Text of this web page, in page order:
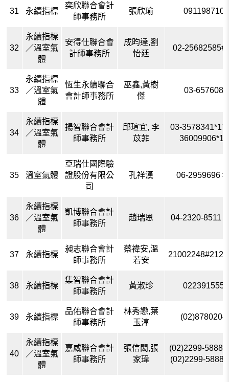
31 永續指標
奕欣聯合會計
師事務所
張欣瑜 0911987103
32
永續指標
／溫室氣
體
安得仕聯合會
計師事務所
成昀達,劉
怡廷
02-
33
永續指標
／溫室氣
體
恆生永續聯合
會計師事務所
巫鑫,黃樹
傑
03-6576082
34
永續指標
／溫室氣
體
揚智聯合會計
師事務所
邱瑄宜, 李
苡菲
03-
35 溫室氣體
亞瑞仕國際驗
證股份有限公
司
孔祥漢 06-2959696
36
永續指標
／溫室氣
體
凱博聯合會計
師事務所
趙瑞恩 04-2320-8511
37 永續指標
昶志聯合會計
師事務所
蔡禕安,溫
若安
38 永續指標
集智聯合會計
師事務所
黃淑珍 0223915555
39 永續指標
品佑聯合會計
師事務所
林秀戀,葉
玉淳
40
永續指標
／溫室氣
體
嘉威聯合會計
師事務所
張信閎,張
家瑋
(02)2299-
(02)2299-